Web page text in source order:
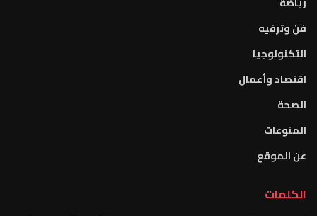
فن وترفيه
التكنولوجيا
اقتصاد وأعمال
الصحة
المنوعات
عن الموقع
الكلمات